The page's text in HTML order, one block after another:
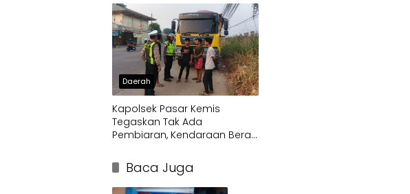
Daerah
Kapolsek Pasar Kemis
Tegaskan Tak Ada
Pembiaran, Kendaraan Berat
Ditertibkan
Baca Juga